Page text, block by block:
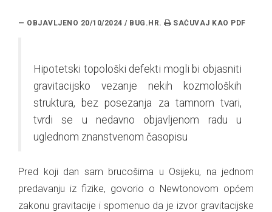
— OBJAVLJENO 20/10/2024 / BUG.HR.
Hipotetski topološki defekti mogli bi objasniti
gravitacijsko vezanje nekih kozmoloških
struktura, bez posezanja za tamnom tvari,
tvrdi se u nedavno objavljenom radu u
uglednom znanstvenom časopisu
Pred koji dan sam brucošima u Osijeku, na jednom
predavanju iz fizike, govorio o Newtonovom općem
zakonu gravitacije i spomenuo da je izvor gravitacijske